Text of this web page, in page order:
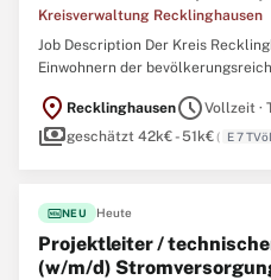
Kreisverwaltung Recklinghausen
Job Description Der Kreis
Einwohnern der
einem der bedeutendsten
Wirtschaftsstandorte. Als
location_on RecklinghausenscheduleVollzeit ·
paymentsgeschätzt 42k€ - 51k€( E 7
fiber_newNEU Heute
Projektleiter /
(w/m/d)